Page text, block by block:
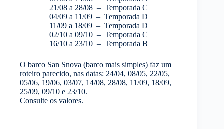
21/08 a 28/08 – Temporada C
04/09 a 11/09 – Temporada D
11/09 a 18/09 – Temporada D
02/10 a 09/10 – Temporada C
16/10 a 23/10 – Temporada B
O barco San Snova (barco mais simples) faz um
roteiro parecido, nas datas: 24/04, 08/05, 22/05,
05/06, 19/06, 03/07, 14/08, 28/08, 11/09, 18/09,
25/09, 09/10 e 23/10.
Consulte os valores.